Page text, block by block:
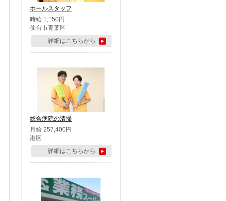
ホールスタッフ
時給 1,150円
仙台市青葉区
詳細はこちらから
総合病院の清掃
月給 257,400円
港区
詳細はこちらから